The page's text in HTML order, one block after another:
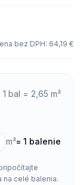
bez DPH: 64,19 €
1 bal = 2,65 m²
m²= 1 balenie
na celé balenia.